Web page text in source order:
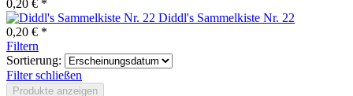
0,20 € *
Diddl's Sammelkiste Nr. 22
0,20 € *
Filtern
Sortierung:
Filter schließen
Produkte anzeigen